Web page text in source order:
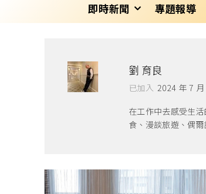
即時新聞 專題報導
劉 育良
已加入 2024 年 7
在工作中去感受生
食、漫談旅遊、偶